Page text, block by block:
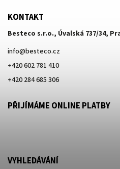
KONTAKT
Besteco s.r.o., Úvalská 737/34,
info@besteco.cz
+420 602 781 410
+420 284 685 306
PŘIJÍMÁME ONLINE PLATBY
VYHLEDÁVÁNÍ